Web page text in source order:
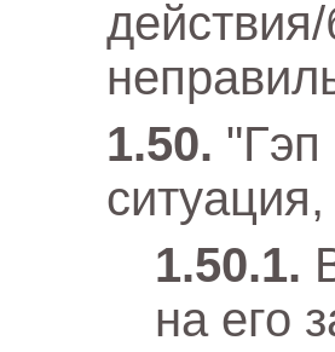
на его